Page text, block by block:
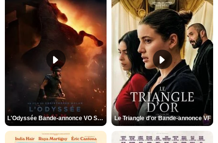
L'Odyssée Bande-annonce VO STFR Le Triangle d'or Bande-annonce VF